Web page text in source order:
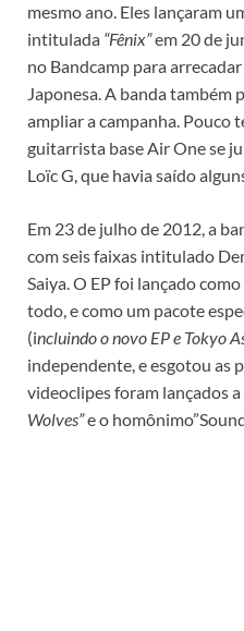
mesmo ano. Eles lançaram
intitulada “Fênix”em 20 de
no Bandcamp para
Japonesa. A banda também
ampliar a campanha. Pouco
guitarrista base Air One se
Loïc G, que havia saído
Em 23 de julho de 2012, a
com seis faixas intitulado
Saiya. O EP foi lançado
todo, e como um pacote
(incluindo o novo EP e Tokyo
independente, e esgotou as
videoclipes foram lançados
Wolves”e o